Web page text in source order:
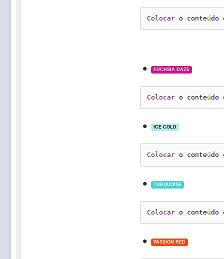
Colocar o conteúdo
• FUCHSIA DAZE
Colocar o conteúdo
• ICE COLD
Colocar o conteúdo
• TURQUOISE
Colocar o conteúdo
• PASSION RED